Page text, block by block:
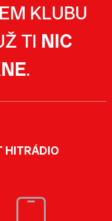
KLUBU
TI NIC
.
HITRÁDIO